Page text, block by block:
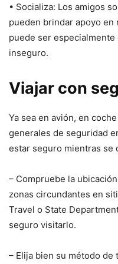
• Socializa: Los amigos
pueden brindar apoyo en
puede ser
inseguro.
Viajar con
Ya sea en avión, en
generales de seguridad
estar seguro mientras se
– Compruebe la
zonas circundantes en
Travel o State
seguro visitarlo.
– Elija bien su método de